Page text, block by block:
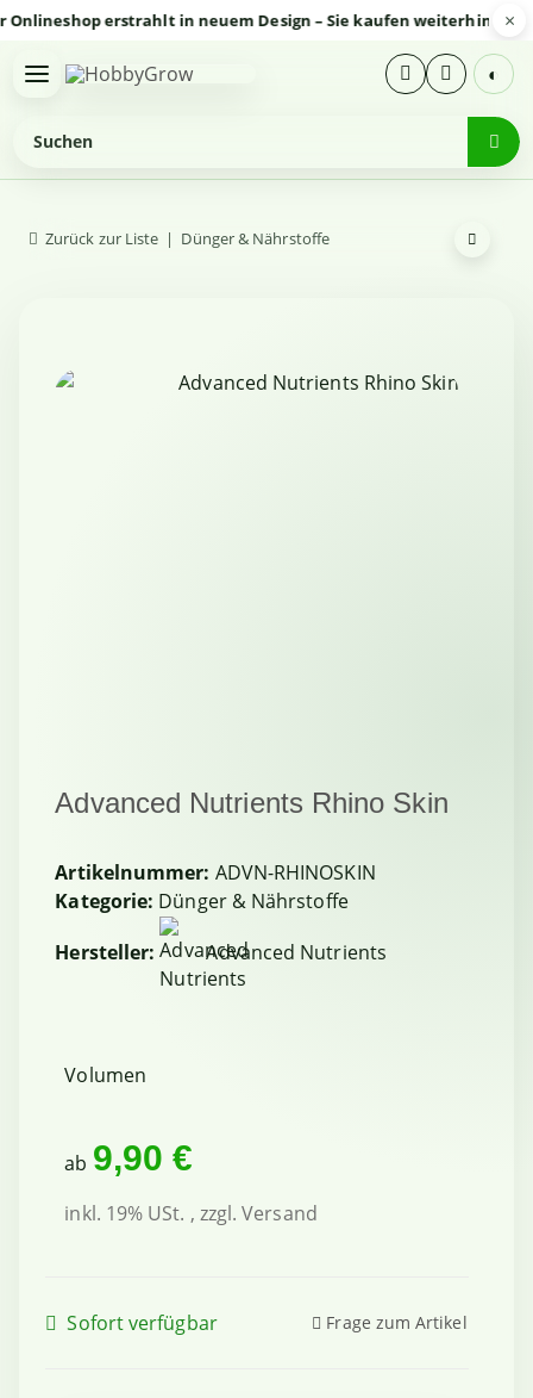
erstrahlt in neuem Design – Sie kaufen weiterhin sicher×
◐
Zurück zur Liste Dünger & Nährstoffe
Advanced Nutrients Rhino Skin
Artikelnummer: ADVN-RHINOSKIN
Kategorie: Dünger & Nährstoffe
Hersteller:
Advanced Nutrients
Volumen
ab 9,90 €
inkl. 19% USt. , zzgl.Versand
Sofort verfügbar Frage zum Artikel